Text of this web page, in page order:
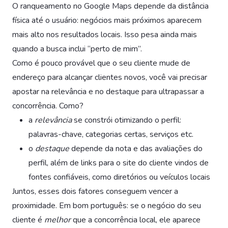
O ranqueamento no Google Maps depende da distância
física até o usuário: negócios mais próximos aparecem
mais alto nos resultados locais. Isso pesa ainda mais
quando a busca inclui “perto de mim”.
Como é pouco provável que o seu cliente mude de
endereço para alcançar clientes novos, você vai precisar
apostar na relevância e no destaque para ultrapassar a
concorrência. Como?
a relevânciase constrói otimizando o perfil:
palavras-chave, categorias certas, serviços etc.
o destaquedepende da nota e das avaliações do
perfil, além de links para o site do cliente vindos de
fontes confiáveis, como diretórios ou veículos locais
Juntos, esses dois fatores conseguem vencer a
proximidade. Em bom português: se o negócio do seu
cliente é melhorque a concorrência local, ele aparece